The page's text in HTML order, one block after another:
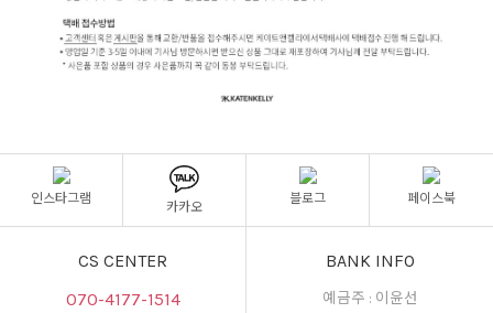
인스타그램
카카오
블로그 페이스북
CS CENTER
070-4177-1514
BANK INFO
예금주 : 이윤선